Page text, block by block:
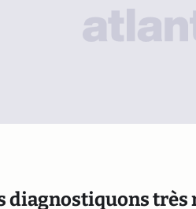
diagnostiquons très